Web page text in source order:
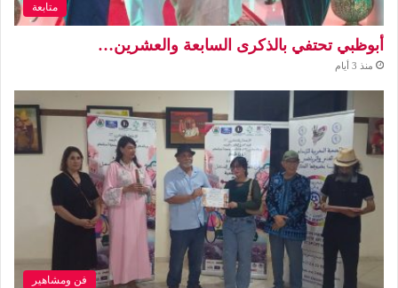
متابعة
أبوظبي تحتفي بالذكرى السابعة والعشرين…
منذ 3 أيام
فن ومشاهير